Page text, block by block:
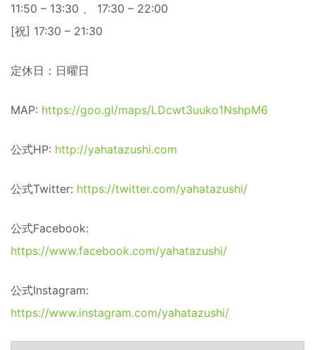
11:50 – 13:30 、 17:30 – 22:00
[祝] 17:30 – 21:30
定休日：日曜日
MAP: https://goo.gl/maps/LDcwt3uuko1NshpM6
公式HP: http://yahatazushi.com
公式Twitter: https://twitter.com/yahatazushi/
公式Facebook:
https://www.facebook.com/yahatazushi/
公式Instagram:
https://www.instagram.com/yahatazushi/